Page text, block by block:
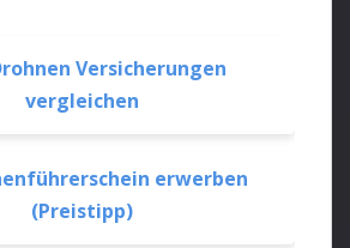
Versicherungen
vergleichen
erwerben
(Preistipp)